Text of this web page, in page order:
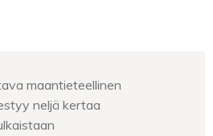
maantieteellinen
neljä kertaa